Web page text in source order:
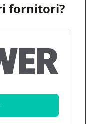
fornitori?